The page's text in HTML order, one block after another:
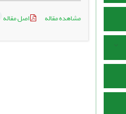
مشاهده مقاله اصل مقاله